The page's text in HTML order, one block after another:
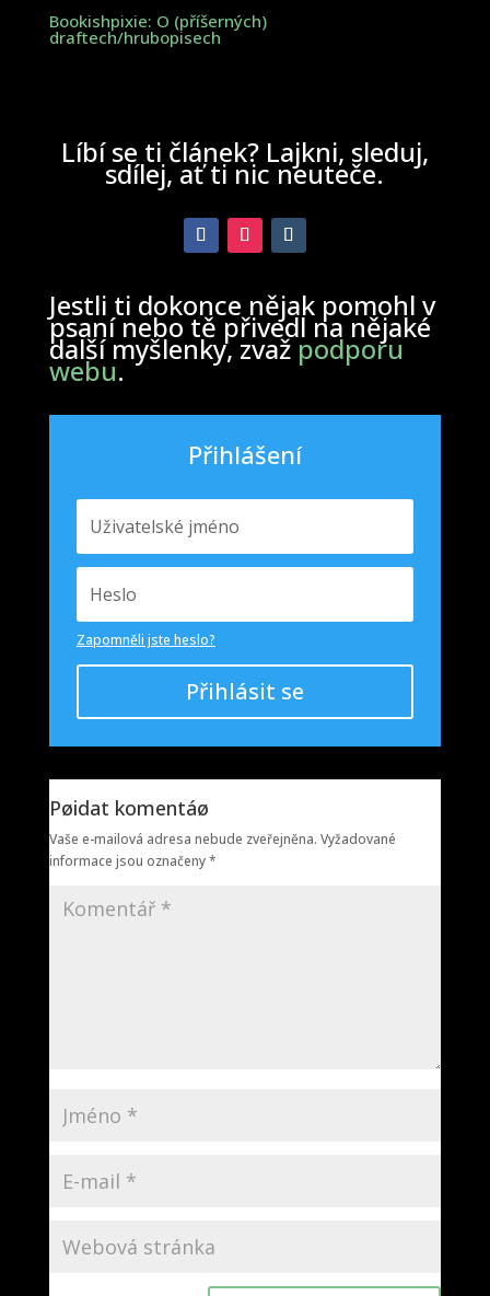
Bookishpixie: O (příšerných)
draftech/hrubopisech
Líbí se ti článek? Lajkni, sleduj,
sdílej, ať ti nic neuteče.
Jestli ti dokonce nějak pomohl v
psaní nebo tě přivedl na nějaké
další myšlenky, zvažpodporu
webu.
Přihlášení
Zapomněli jste heslo?
Přihlásit se
Pøidat komentáø
Vaše e-mailová adresa nebude zveřejněna. Vyžadované
informace jsou označeny*